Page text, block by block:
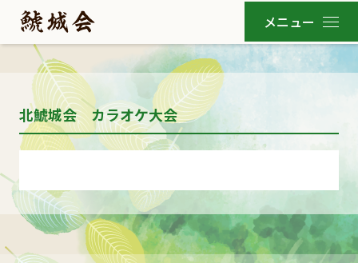
北鯱城会 カラオケ大会